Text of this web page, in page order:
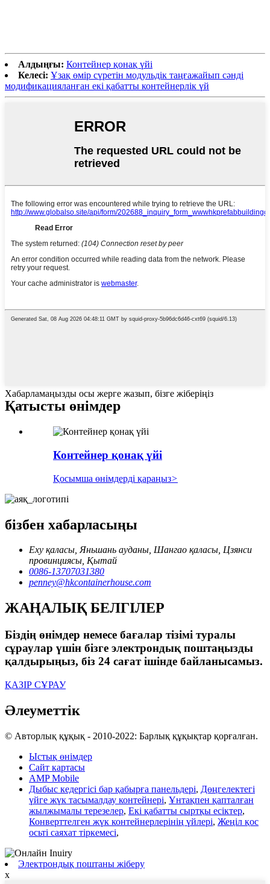
Алдыңғы: Контейнер қонақ үйі
Келесі: Ұзақ өмір сүретін модульдік таңғажайып сәнді
модификацияланған екі қабатты контейнерлік үй
Хабарламаңызды осы жерге жазып, бізге жіберіңіз
Қатысты өнімдер
Контейнер қонақ үйі
Қосымша өнімдерді қараңыз>
бізбен хабарласыңы
Еху қаласы, Яньшань ауданы, Шангао қаласы, Цзянси
провинциясы, Қытай
0086-13707031380
penney@hkcontainerhouse.com
ЖАҢАЛЫҚ БЕЛГІЛЕР
Біздің өнімдер немесе бағалар тізімі туралы
сұраулар үшін бізге электрондық поштаңызды
қалдырыңыз, біз 24 сағат ішінде байланысамыз.
ҚАЗІР СҰРАУ
Әлеуметтік
© Авторлық құқық - 2010-2022: Барлық құқықтар қорғалған.
Ыстық өнімдер
Сайт картасы
AMP Mobile
Дыбыс кедергісі бар қабырға панельдері, Дөңгелектегі
үйге жүк тасымалдау контейнері, Ұнтақпен қапталған
жылжымалы терезелер, Екі қабатты сыртқы есіктер,
Конверттелген жүк контейнерлерінің үйлері, Жеңіл қос
осьті саяхат тіркемесі,
Электрондық поштаны жіберу
x